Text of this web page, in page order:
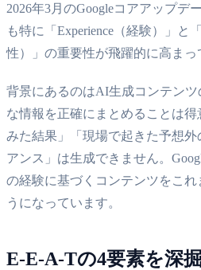
2026年3月のGoogleコアアップデ
も特に「Experience（経験）」と
性）」の重要性が飛躍的に高まっ
背景にあるのはAI生成コンテン
な情報を正確にまとめることは
みた結果」「現場で起きた予想外
アンス」は生成できません。
の経験に基づくコンテンツをこ
うになっています。
E-E-A-Tの4要素を深